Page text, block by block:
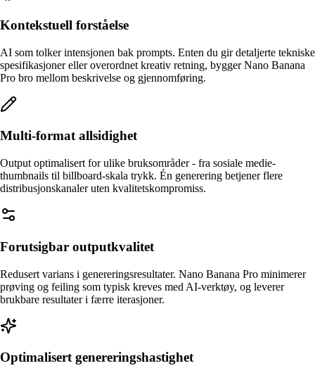
Kontekstuell forståelse
AI som tolker intensjonen bak prompts. Enten du gir detaljerte tekniske
spesifikasjoner eller overordnet kreativ retning, bygger Nano Banana
Pro bro mellom beskrivelse og gjennomføring.
Multi-format allsidighet
Output optimalisert for ulike bruksområder - fra sosiale medie-
thumbnails til billboard-skala trykk. Én generering betjener flere
distribusjonskanaler uten kvalitetskompromiss.
Forutsigbar outputkvalitet
Redusert varians i genereringsresultater. Nano Banana Pro minimerer
prøving og feiling som typisk kreves med AI-verktøy, og leverer
brukbare resultater i færre iterasjoner.
Optimalisert genereringshastighet